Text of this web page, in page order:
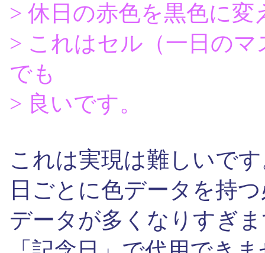
> 休日の赤色を黒色に
> これはセル（一日の
でも
> 良いです。
これは実現は難しいで
日ごとに色データを持
データが多くなりすぎ